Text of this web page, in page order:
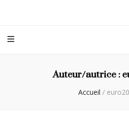
Auteur/autrice :
Accueil /